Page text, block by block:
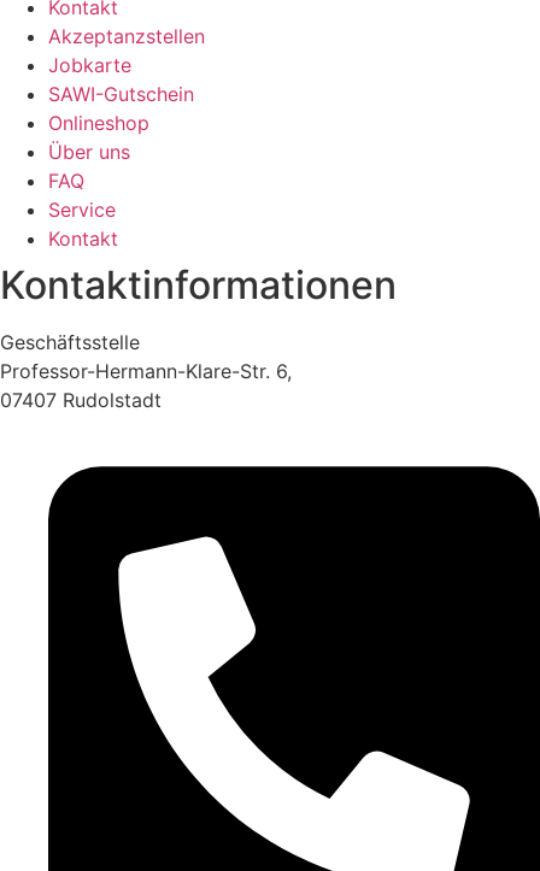
Kontakt
Akzeptanzstellen
Jobkarte
SAWI-Gutschein
Onlineshop
Über uns
FAQ
Service
Kontakt
Kontaktinformationen
Geschäftsstelle
Professor-Hermann-Klare-Str. 6,
07407 Rudolstadt